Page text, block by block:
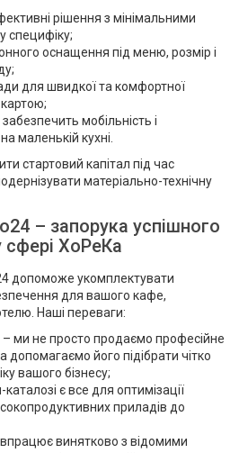
рішення з мінімальними
специфіку;
оснащення під меню, розмір і
для швидкої та комфортної
мобільність і
маленькій кухні.
стартовий капітал під час
матеріально-технічну
– запорука успішного
сфері ХоРеКа
допоможе укомплектувати
для вашого кафе,
Наші переваги:
– ми не просто продаємо професійне
допомагаємо його підібрати чітко
вашого бізнесу;
є все для оптимізації
приладів до
винятково з відомими